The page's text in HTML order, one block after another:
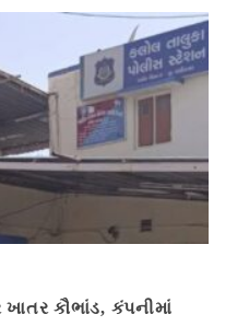
કૌભાંડ, કંપનીમાં